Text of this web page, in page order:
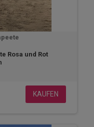
Rosa und Rot
KAUFEN